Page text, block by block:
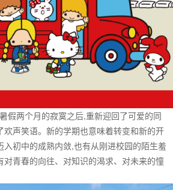
假两个月的寂寞之后,重新迎回了可爱的同
声笑语。新的学期也意味着转变和新的开
入初中的成熟内敛,也有从刚进校园的陌生羞
青春的向往、对知识的渴求、对未来的憧